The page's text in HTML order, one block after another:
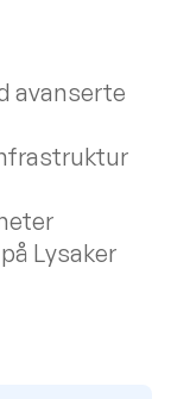
avanserte
Lysaker